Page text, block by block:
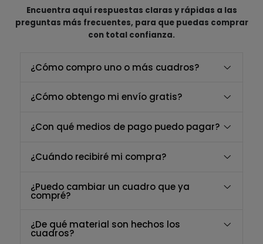
Encuentra aquí respuestas claras y rápidas a las
preguntas más frecuentes, para que puedas comprar
con total confianza.
¿Cómo compro uno o más cuadros?
¿Cómo obtengo mi envío gratis?
¿Con qué medios de pago puedo pagar?
¿Cuándo recibiré mi compra?
¿Puedo cambiar un cuadro que ya
compré?
¿De qué material son hechos los
cuadros?